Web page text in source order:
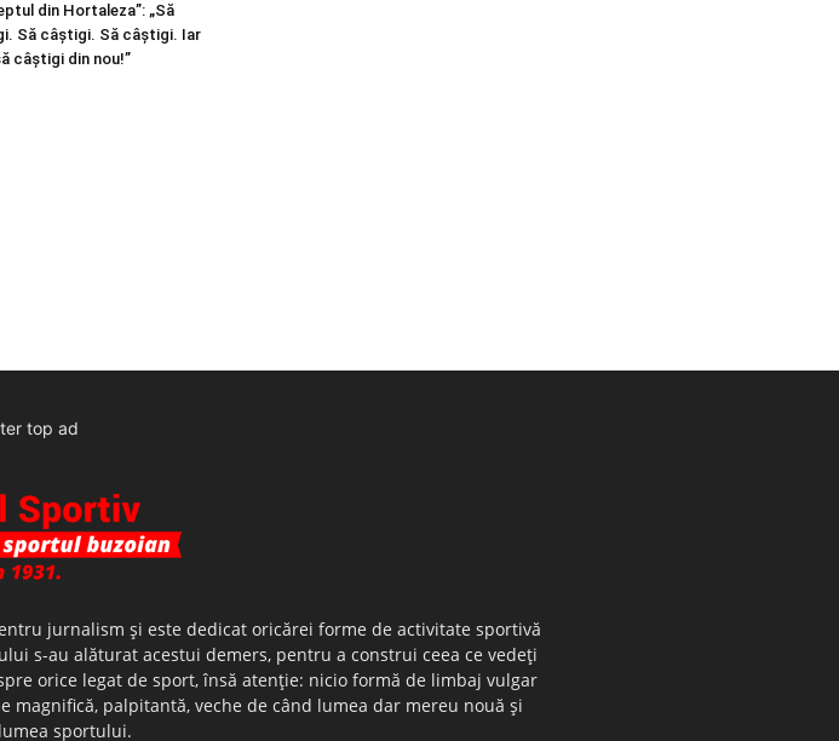
din Hortaleza”: „Să
Să câștigi. Să câștigi. Iar
câștigi din nou!”
top ad
jurnalism şi este dedicat oricărei forme de activitate sportivă
s-au alăturat acestui demers, pentru a construi ceea ce vedeţi
orice legat de sport, însă atenţie: nicio formă de limbaj vulgar
palpitantă, veche de când lumea dar mereu nouă şi
sportului.